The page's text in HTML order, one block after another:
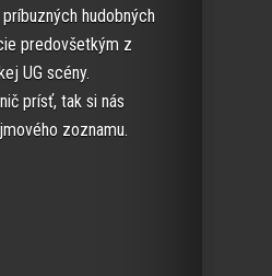
hudobných
predovšetkým z
UG scény.
prísť, tak si nás
zoznamu.